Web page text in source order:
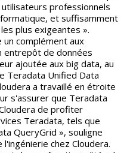
professionnels
et suffisamment
plus exigeantes ».
un complément aux
entrepôt de données
ajoutée aux big data, au
Teradata Unified Data
a travaillé en étroite
s'assurer que Teradata
de profiter
Teradata, tels que
QueryGrid », souligne
chez Cloudera.